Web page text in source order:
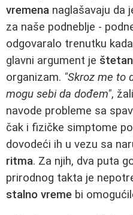
vremena naglašavaju da
za naše podneblje -
odgovaralo trenutku
glavni argument je
organizam. "Skroz me to
mogu sebi da dođem",
navode probleme sa
čak i fizičke simptome
dovodeći ih u vezu sa
ritma. Za njih, dva puta
prirodnog takta je
stalno vreme bi